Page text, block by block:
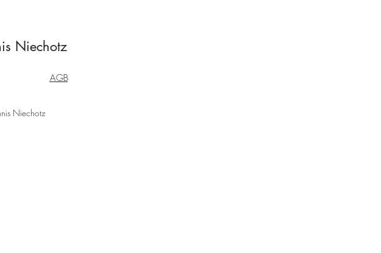
Niechotz
AGB
Niechotz